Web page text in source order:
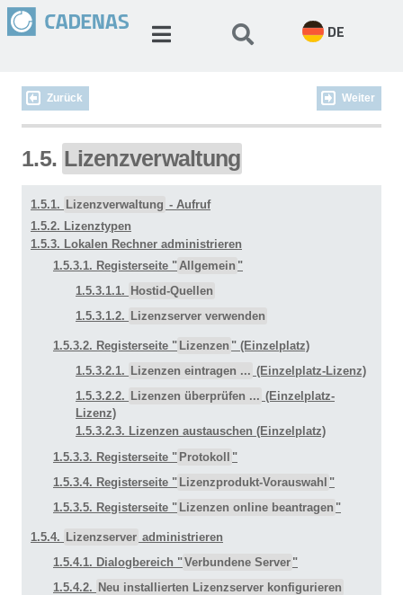
DE
Zurück Weiter
1.5. Lizenzverwaltung
1.5.1. Lizenzverwaltung - Aufruf
1.5.2. Lizenztypen
1.5.3. Lokalen Rechner administrieren
1.5.3.1. Registerseite "Allgemein "
1.5.3.1.1. Hostid-Quellen
1.5.3.1.2. Lizenzserver verwenden
1.5.3.2. Registerseite " Lizenzen " (Einzelplatz)
1.5.3.2.1. Lizenzen eintragen ... (Einzelplatz-Lizenz)
1.5.3.2.2. Lizenzen überprüfen ... (Einzelplatz-
Lizenz)
1.5.3.2.3. Lizenzen austauschen (Einzelplatz)
1.5.3.3. Registerseite " Protokoll
"
1.5.3.4. Registerseite " Lizenzprodukt-Vorauswahl "
1.5.3.5. Registerseite " Lizenzen online beantragen "
1.5.4. Lizenzserver administrieren
1.5.4.1. Dialogbereich "Verbundene Server "
1.5.4.2. Neu installierten Lizenzserver konfigurieren